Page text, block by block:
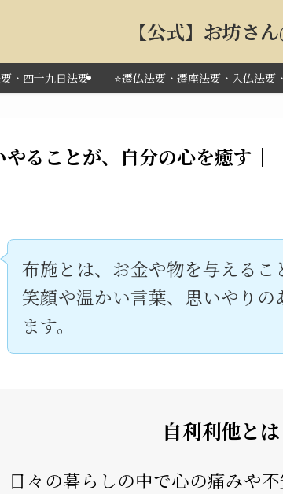
【公式】お坊さ
・四十九日法要 ⭐️遷仏法要・遷座法要・入仏法要
ることが、自分の心を癒す｜
布施とは、お金や物を与えるこ
笑顔や温かい言葉、思いやりの
ます。
自利利他とは
日々の暮らしの中で心の痛みや